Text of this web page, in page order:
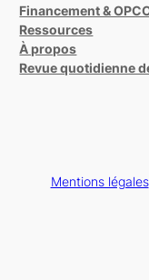
Financement &
Ressources
À propos
Revue quotidienne
Mentions légales